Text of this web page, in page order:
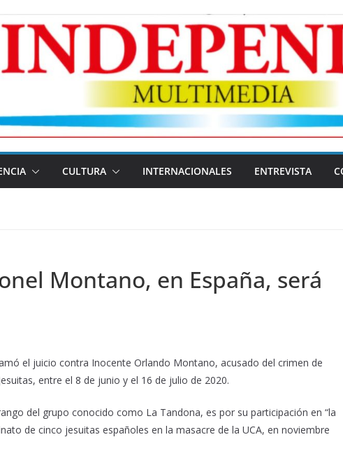
CULTURA INTERNACIONALES ENTREVISTA
Montano, en España, será
el juicio contra Inocente Orlando Montano, acusado del crimen de
entre el 8 de junio y el 16 de julio de 2020.
del grupo conocido como La Tandona, es por su participación en “la
de cinco jesuitas españoles en la masacre de la UCA, en noviembre